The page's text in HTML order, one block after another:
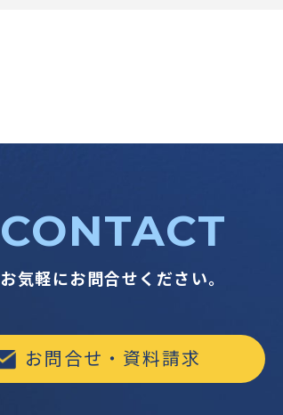
CONTACT
お気軽にお問合せください。
お問合せ・資料請求